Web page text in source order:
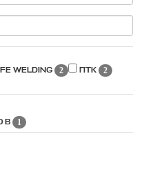
WELDING 2 ПТК 2
В 1